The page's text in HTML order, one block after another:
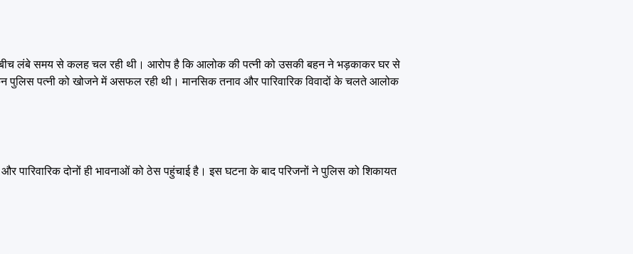
लंबे समय से कलह चल रही थी। आरोप है कि आलोक की पत्नी को उसकी बहन ने भड़काकर घर से
पुलिस पत्नी को खोजने में असफल रही थी। मानसिक तनाव और पारिवारिक विवादों के चलते आलोक
पारिवारिक दोनों ही भावनाओं को ठेस पहुंचाई है। इस घटना के बाद परिजनों ने पुलिस को शिकायत